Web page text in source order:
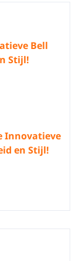
Bell
Stijl!
Innovatieve
en Stijl!